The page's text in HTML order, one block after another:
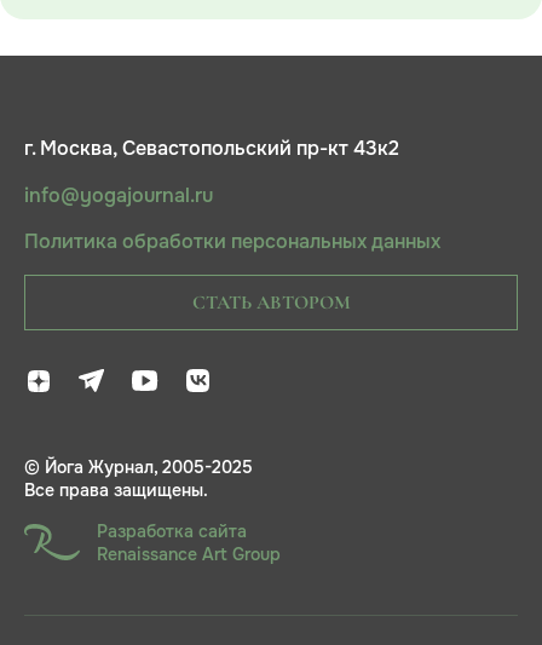
г. Москва, Севастопольский пр-кт 43к2
info@yogajournal.ru
Политика обработки персональных данных
СТАТЬ АВТОРОМ
© Йога Журнал, 2005-2025
Все права защищены.
Разработка сайта
Renaissance Art Group